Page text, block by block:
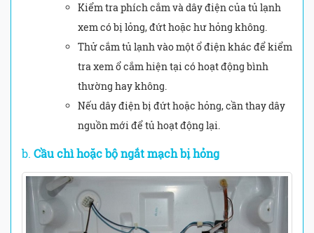
Kiểm tra phích cắm và dây điện của tủ lạnh
xem có bị lỏng, đứt hoặc hư hỏng không.
Thử cắm tủ lạnh vào một ổ điện khác để kiểm
tra xem ổ cắm hiện tại có hoạt động bình
thường hay không.
Nếu dây điện bị đứt hoặc hỏng, cần thay dây
nguồn mới để tủ hoạt động lại.
b. Cầu chì hoặc bộ ngắt mạch bị hỏng